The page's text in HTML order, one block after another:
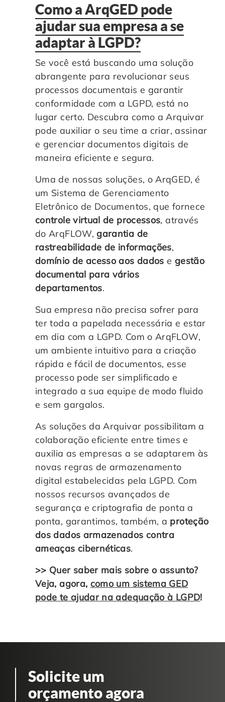
Como a ArqGED pode
ajudar sua empresa a se
adaptar à LGPD?
Se você está buscando uma solução
abrangente para revolucionar seus
processos documentais e garantir
conformidade com a LGPD, está no
lugar certo. Descubra como a Arquivar
pode auxiliar o seu time a criar, assinar
e gerenciar documentos digitais de
maneira eficiente e segura.
Uma de nossas soluções, o ArqGED, é
um Sistema de Gerenciamento
Eletrônico de Documentos, que fornece
controle virtual de processos, através
do ArqFLOW, garantia de
rastreabilidade de informações,
domínio de acesso aos dadose gestão
documental para vários
departamentos.
Sua empresa não precisa sofrer para
ter toda a papelada necessária e estar
em dia com a LGPD. Com o ArqFLOW,
um ambiente intuitivo para a criação
rápida e fácil de documentos, esse
processo pode ser simplificado e
integrado a sua equipe de modo fluido
e sem gargalos.
As soluções da Arquivar possibilitam a
colaboração eficiente entre times e
auxilia as empresas a se adaptarem às
novas regras de armazenamento
digital estabelecidas pela LGPD. Com
nossos recursos avançados de
segurança e criptografia de ponta a
ponta, garantimos, também, a proteção
dos dados armazenados contra
ameaças cibernéticas.
>> Quer saber mais sobre o assunto?
Veja, agora, como um sistema GED
pode te ajudar na adequação à LGPD!
Solicite um
orçamento agora